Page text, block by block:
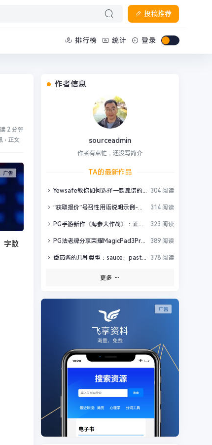
投稿推荐
排行榜 统计 登录
2 分钟
› 正文
字数
作者信息
sourceadmin
作者有点忙，还没写简介
TA的最新作品
Yewsafe教你如何选择一款靠谱的高防CDN？ 304 阅读
“获取报价”号召性用语说明示例-英语 314 阅读
PG手游新作《海参大作战》：正式版更新Boss战与16大关卡 323 阅读
PG法老牌分享荣耀MagicPad3Pro12.3全球最薄与UFCS认证 389 阅读
番茄酱的几种类型：sauce、paste、ketchup、juice、pulp 378 阅读
更多